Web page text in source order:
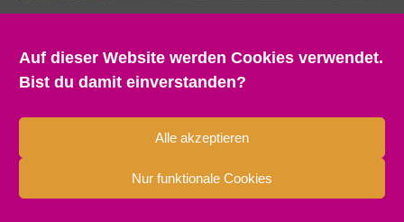
Auf dieser Website werden Cookies verwendet.
Bist du damit einverstanden?
Alle akzeptieren
Nur funktionale Cookies